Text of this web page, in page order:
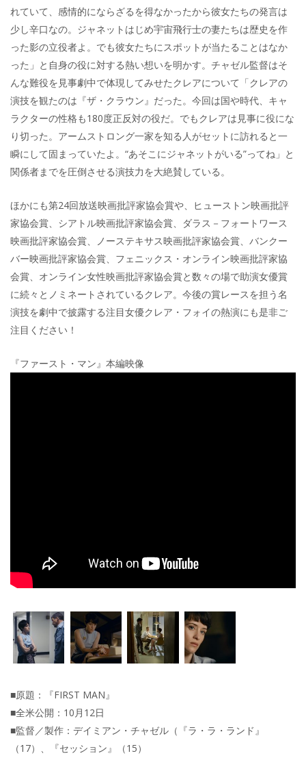
れていて、感情的にならざるを得なかったから彼女たちの発言は
少し辛口なの。ジャネットはじめ宇宙飛行士の妻たちは歴史を作
った影の立役者よ。でも彼女たちにスポットが当たることはなか
った」と自身の役に対する熱い想いを明かす。チャゼル監督はそ
んな難役を見事劇中で体現してみせたクレアについて「クレアの
演技を観たのは『ザ・クラウン』だった。今回は国や時代、キャ
ラクターの性格も180度正反対の役だ。でもクレアは見事に役にな
り切った。アームストロング一家を知る人がセットに訪れると一
瞬にして固まっていたよ。“あそこにジャネットがいる”ってね」と
関係者までを圧倒させる演技力を大絶賛している。
ほかにも第24回放送映画批評家協会賞や、ヒューストン映画批評
家協会賞、シアトル映画批評家協会賞、ダラス－フォートワース
映画批評家協会賞、ノーステキサス映画批評家協会賞、バンクー
バー映画批評家協会賞、フェニックス・オンライン映画批評家協
会賞、オンライン女性映画批評家協会賞と数々の場で助演女優賞
に続々とノミネートされているクレア。今後の賞レースを担う名
演技を劇中で披露する注目女優クレア・フォイの熱演にも是非ご
注目ください！
『ファースト・マン』本編映像
■原題：『FIRST MAN』
■全米公開：10月12日
■監督／製作：デイミアン・チャゼル（『ラ・ラ・ランド』
（17）、『セッション』（15）